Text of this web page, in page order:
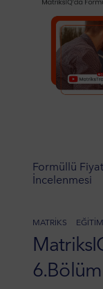
Formüllü
İncelenmesi
MATRIKS EĞITIM
6.Bölüm